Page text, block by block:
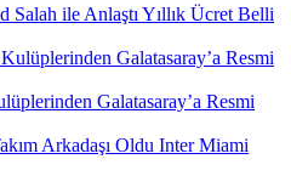
Salah ile Anlaştı Yıllık Ücret Belli
Galatasaray’a Resmi